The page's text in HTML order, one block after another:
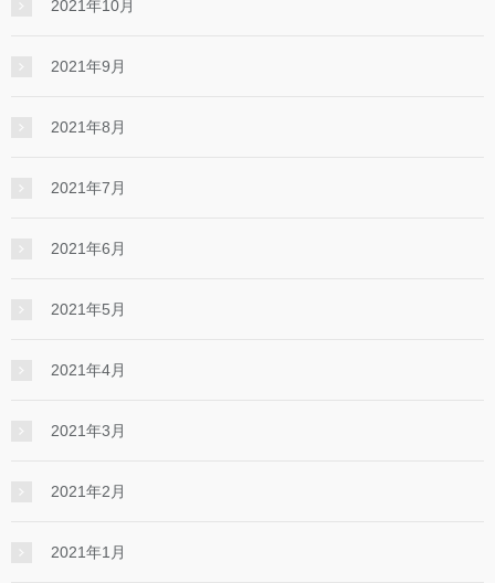
2021年10月
2021年9月
2021年8月
2021年7月
2021年6月
2021年5月
2021年4月
2021年3月
2021年2月
2021年1月